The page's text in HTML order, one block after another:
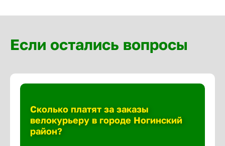
Если остались вопросы
Сколько платят за заказы
велокурьеру в городе Ногинский
район?